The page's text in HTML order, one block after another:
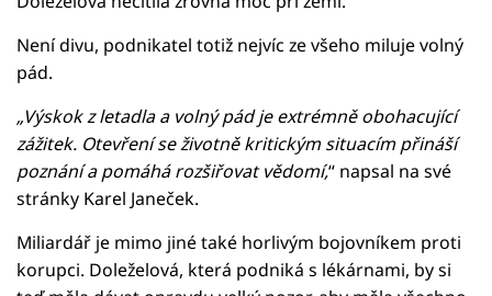
Není divu, podnikatel totiž nejvíc ze všeho miluje volný
pád.
„Výskok z letadla a volný pád je extrémně obohacující
zážitek. Otevření se životně kritickým situacím přináší
poznání a pomáhá rozšiřovat vědomí,“ napsal na své
stránky Karel Janeček.
Miliardář je mimo jiné také horlivým bojovníkem proti
korupci. Doleželová, která podniká s lékárnami, by si